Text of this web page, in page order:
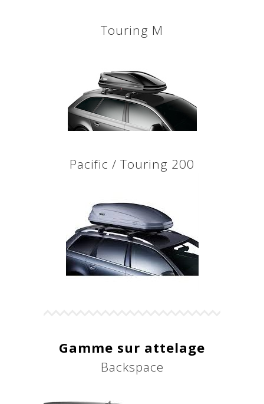
Touring M
Pacific / Touring 200
Gamme sur attelage
Backspace